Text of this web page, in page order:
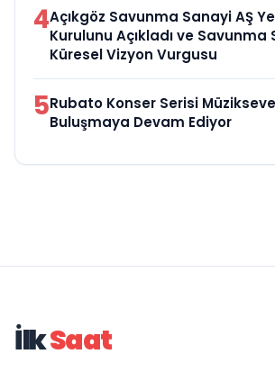
4Açıkgöz Savunma Sanayi AŞ
Kurulunu Açıkladı ve
Küresel Vizyon Vurgusu
5Rubato Konser Serisi
Buluşmaya Devam Ediyor
İlkSaat